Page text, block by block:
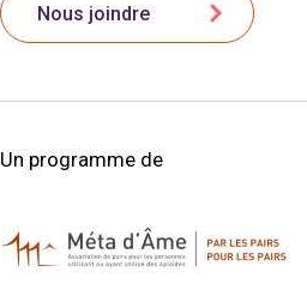
Nous joindre
Un programme de